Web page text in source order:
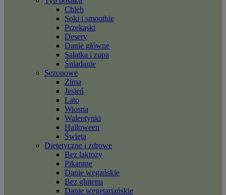
Chleb
Soki i smoothie
Przekąski
Desery
Danie główne
Sałatka i zupa
Śniadanie
Sezonowe
Zima
Jesień
Lato
Wiosna
Walentynki
Halloween
Święta
Dietetyczne i zdrowe
Bez laktozy
Pikantne
Danie wegańskie
Bez glutenu
Danie wegetariańskie